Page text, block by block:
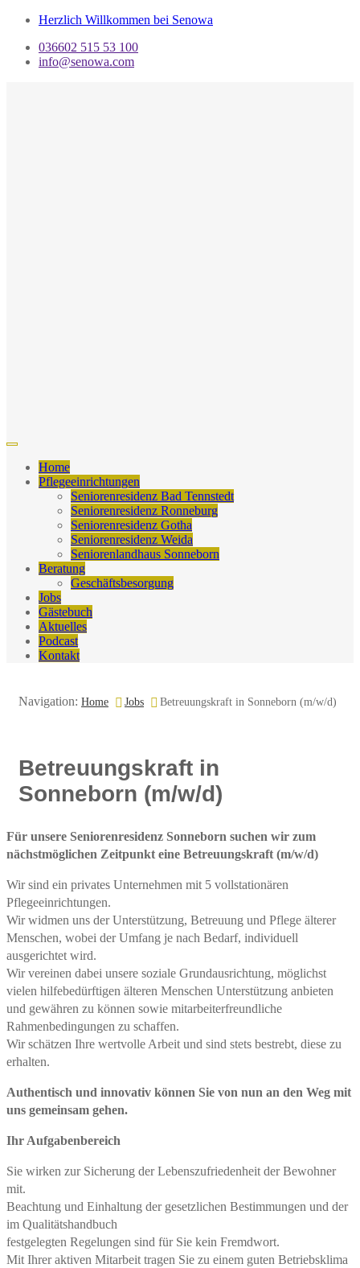
Herzlich Willkommen bei Senowa
036602 515 53 100
info@senowa.com
Home
Pflegeeinrichtungen
Seniorenresidenz Bad Tennstedt
Seniorenresidenz Ronneburg
Seniorenresidenz Gotha
Seniorenresidenz Weida
Seniorenlandhaus Sonneborn
Beratung
Geschäftsbesorgung
Jobs
Gästebuch
Aktuelles
Podcast
Kontakt
Navigation: Home Jobs Betreuungskraft in Sonneborn (m/w/d)
Betreuungskraft in
Sonneborn (m/w/d)
Für unsere Seniorenresidenz Sonneborn suchen wir zum
nächstmöglichen Zeitpunkt eine Betreuungskraft (m/w/d)
Wir sind ein privates Unternehmen mit 5 vollstationären
Pflegeeinrichtungen.
Wir widmen uns der Unterstützung, Betreuung und Pflege älterer
Menschen, wobei der Umfang je nach Bedarf, individuell
ausgerichtet wird.
Wir vereinen dabei unsere soziale Grundausrichtung, möglichst
vielen hilfebedürftigen älteren Menschen Unterstützung anbieten
und gewähren zu können sowie mitarbeiterfreundliche
Rahmenbedingungen zu schaffen.
Wir schätzen Ihre wertvolle Arbeit und sind stets bestrebt, diese zu
erhalten.
Authentisch und innovativ können Sie von nun an den Weg mit
uns gemeinsam gehen.
Ihr Aufgabenbereich
Sie wirken zur Sicherung der Lebenszufriedenheit der Bewohner
mit.
Beachtung und Einhaltung der gesetzlichen Bestimmungen und der
im Qualitätshandbuch
festgelegten Regelungen sind für Sie kein Fremdwort.
Mit Ihrer aktiven Mitarbeit tragen Sie zu einem guten Betriebsklima